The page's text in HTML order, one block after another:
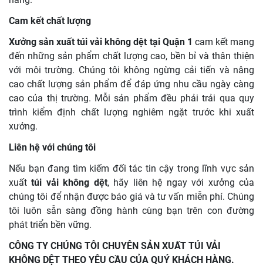
Cam kết chất lượng
Xưởng sản xuất túi vải không dệt tại Quận 1 cam kết mang
đến những sản phẩm chất lượng cao, bền bỉ và thân thiện
với môi trường. Chúng tôi không ngừng cải tiến và nâng
cao chất lượng sản phẩm để đáp ứng nhu cầu ngày càng
cao của thị trường. Mỗi sản phẩm đều phải trải qua quy
trình kiểm định chất lượng nghiêm ngặt trước khi xuất
xưởng.
Liên hệ với chúng tôi
Nếu bạn đang tìm kiếm đối tác tin cậy trong lĩnh vực sản
xuấttúi vải không dệt, hãy liên hệ ngay với xưởng của
chúng tôi để nhận được báo giá và tư vấn miễn phí. Chúng
tôi luôn sẵn sàng đồng hành cùng bạn trên con đường
phát triển bền vững.
CÔNG TY CHÚNG TÔI CHUYÊN SẢN XUẤT TÚI VẢI
KHÔNG DỆT THEO YÊU CẦU CỦA QUÝ KHÁCH HÀNG.